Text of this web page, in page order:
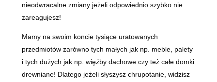
nieodwracalne zmiany jeżeli odpowiednio szybko nie
zareagujesz!
Mamy na swoim koncie tysiące uratowanych
przedmiotów zarówno tych małych jak np. meble, palety
i tych dużych jak np. więźby dachowe czy też całe domki
drewniane! Dlatego jeżeli słyszysz chrupotanie, widzisz